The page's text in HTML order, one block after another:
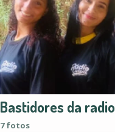
Bastidores da radio
7 fotos